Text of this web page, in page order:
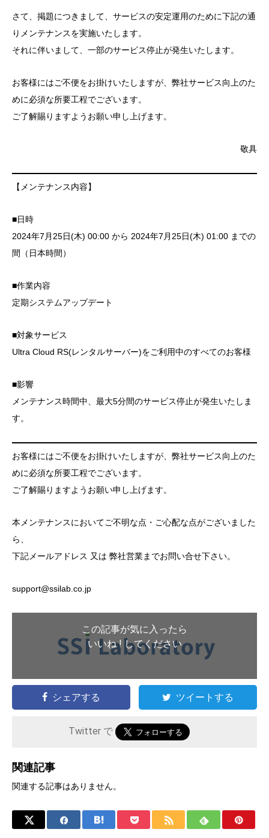
さて、掲題につきまして、サービスの安定運用のために下記の通
りメンテナンスを実施いたします。
それに伴いまして、一部のサービス停止が発生いたします。
お客様にはご不便をお掛けいたしますが、弊社サービス向上のた
めに必須な所要工程でございます。
ご了解賜りますようお願い申し上げます。
敬具
【メンテナンス内容】
■日時
2024年7月25日(木) 00:00 から 2024年7月25日(木) 01:00 までの
間（日本時間）
■作業内容
定期システムアップデート
■対象サービス
Ultra Cloud RS(レンタルサーバー)をご利用中のすべてのお客様
■影響
メンテナンス時間中、最大5分間のサービス停止が発生いたしま
す。
お客様にはご不便をお掛けいたしますが、弊社サービス向上のた
めに必須な所要工程でございます。
ご了解賜りますようお願い申し上げます。
本メンテナンスにおいてご不明な点・ご心配な点がございました
ら、
下記メールアドレス 又は 弊社営業までお問い合せ下さい。
support@ssilab.co.jp
この記事が気に入ったら
いいね ! してください
シェアする ツイートする
Twitter で
関連記事
関連する記事はありません。